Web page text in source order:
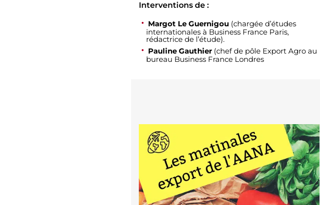
Interventions de :
Margot Le Guernigou (chargée d’études
internationales à Business France Paris,
rédactrice de l’étude).
Pauline Gauthier (chef de pôle Export Agro au
bureau Business France Londres